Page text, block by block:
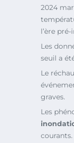
2024
l’ère
Les
seuil a
Le
graves.
Les
courants.